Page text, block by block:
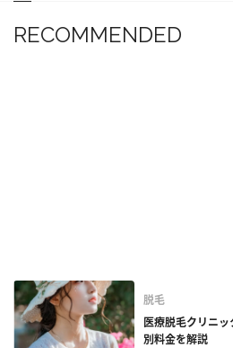
RECOMMENDED
脱毛
医療脱毛クリニ
別料金を解説